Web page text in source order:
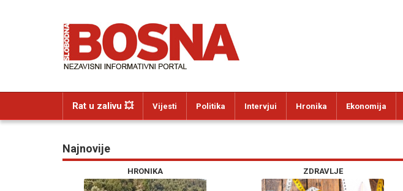
Rat u zalivu 💥 Vijesti Politika Intervjui Hronika Ekonomija
Najnovije
HRONIKA ZDRAVLJE